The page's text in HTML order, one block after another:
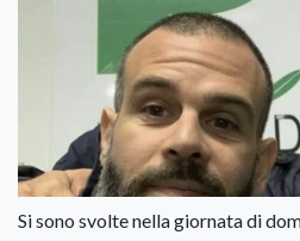
Si sono svolte nella giornata di